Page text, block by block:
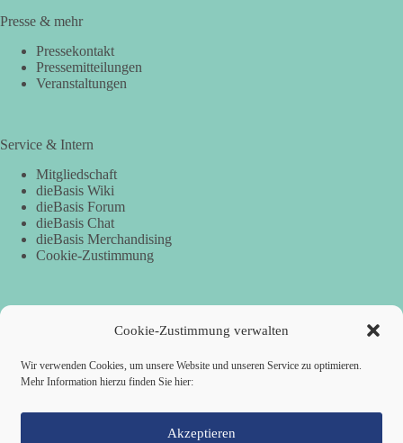
Cookie-Zustimmung verwalten
Wir verwenden Cookies, um unsere Website und unseren Service zu optimieren.
Mehr Information hierzu finden Sie hier:
Akzeptieren
Presse & mehr
Pressekontakt
Pressemitteilungen
Veranstaltungen
Service & Intern
Mitgliedschaft
dieBasis Wiki
dieBasis Forum
dieBasis Chat
dieBasis Merchandising
Cookie-Zustimmung
Spenden
dieBasis Kreisverband Würzburg
IBAN: DE28 7905 0000 0049 4773 00